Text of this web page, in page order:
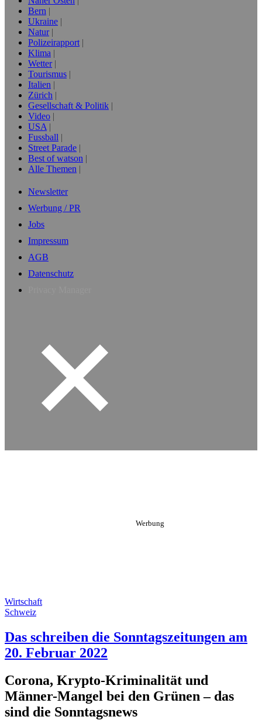
Bern
Ukraine
Natur
Polizeirapport
Klima
Wetter
Tourismus
Italien
Zürich
Gesellschaft & Politik
Video
USA
Fussball
Street Parade
Best of watson
Alle Themen
Newsletter
Werbung / PR
Jobs
Impressum
AGB
Datenschutz
Wirtschaft
Schweiz
Das schreiben die Sonntagszeitungen am
20. Februar 2022
Corona, Krypto-Kriminalität und
Männer-Mangel bei den Grünen – das
sind die Sonntagsnews